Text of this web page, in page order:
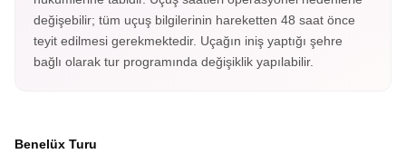
değişebilir; tüm uçuş bilgilerinin hareketten 48 saat önce
teyit edilmesi gerekmektedir. Uçağın iniş yaptığı şehre
bağlı olarak tur programında değişiklik yapılabilir.
Benelüx Turu